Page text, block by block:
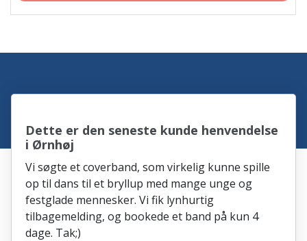
Dette er den seneste kunde henvendelse
i Ørnhøj
Vi søgte et coverband, som virkelig kunne spille
op til dans til et bryllup med mange unge og
festglade mennesker. Vi fik lynhurtig
tilbagemelding, og bookede et band på kun 4
dage. Tak;)